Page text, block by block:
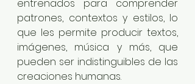
entrenados para comprender
patrones, contextos y estilos, lo
que les permite producir textos,
imágenes, música y más, que
pueden ser indistinguibles de las
creaciones humanas.